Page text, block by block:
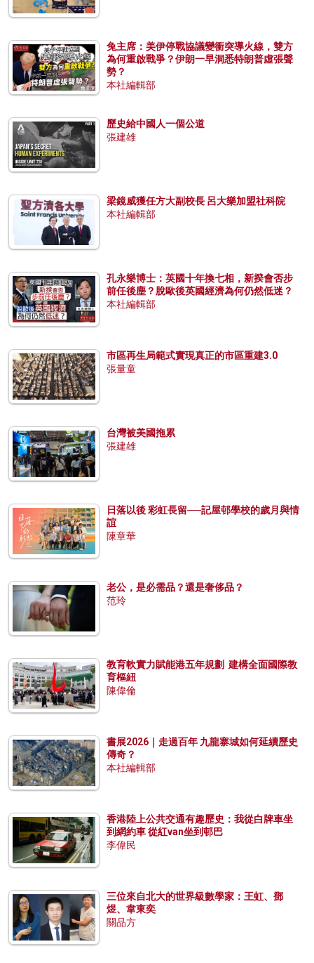
兔主席：美伊停戰協議變衝突導火線，雙方
為何重啟戰爭？伊朗一早洞悉特朗普虛張聲
勢？
本社編輯部
歷史給中國人一個公道
張建雄
梁鏡威獲任方大副校長 呂大樂加盟社科院
本社編輯部
孔永樂博士：英國十年換七相，新揆會否步
前任後塵？脫歐後英國經濟為何仍然低迷？
本社編輯部
市區再生局範式實現真正的市區重建3.0
張量童
台灣被美國拖累
張建雄
日落以後 彩虹長留──記屋邨學校的歲月與情
誼
陳章華
老公，是必需品？還是奢侈品？
范玲
教育軟實力賦能港五年規劃 建構全面國際教
育樞紐
陳偉倫
書展2026｜走過百年 九龍寨城如何延續歷史
傳奇？
本社編輯部
香港陸上公共交通有趣歷史：我從白牌車坐
到網約車 從紅van坐到邨巴
李偉民
三位來自北大的世界級數學家：王虹、鄧
煜、韋東奕
關品方